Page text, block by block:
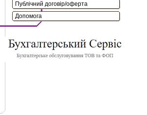
Публічний договір/оферта
Допомога